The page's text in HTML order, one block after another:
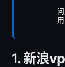
用
1. 新浪